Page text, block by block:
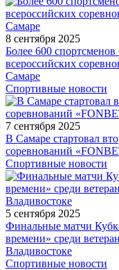
8 сентября 2025
Более 600
всероссийских
Самаре
Спортивные новости
7 сентября 2025
В Самаре стартовал
соревнований
Спортивные новости
5 сентября 2025
Финальные матчи
времени» среди
Владивостоке
Спортивные новости